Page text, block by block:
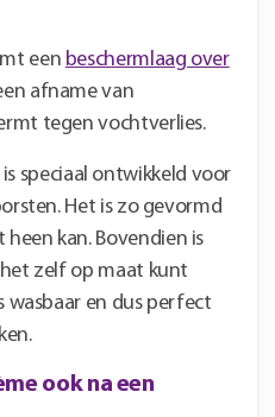
een beschermlaag over
afname van
tegen vochtverlies.
is speciaal ontwikkeld voor
Het is zo gevormd
kan. Bovendien is
zelf op maat kunt
wasbaar en dus perfect
ook na een